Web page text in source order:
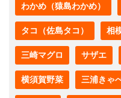
わかめ（猿島わかめ）
タコ（佐島タコ） 相
三崎マグロ サザエ
横須賀野菜 三浦きゃ